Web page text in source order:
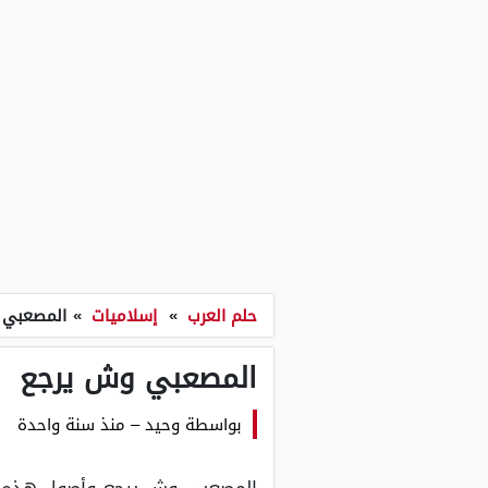
حلم العرب » إسلاميات »
المصعبي وش يرجع
بواسطة وحيد– منذ سنة واحدة